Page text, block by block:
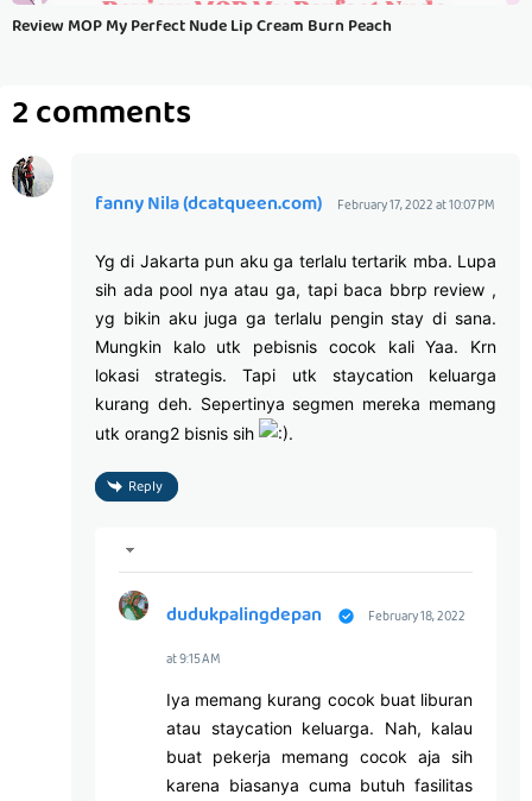
Review MOP My Perfect Nude Lip Cream Burn Peach
2 comments
fanny Nila (dcatqueen.com) February 17, 2022 at 10:07 PM
Yg di Jakarta pun aku ga terlalu tertarik mba. Lupa
sih ada pool nya atau ga, tapi baca bbrp review ,
yg bikin aku juga ga terlalu pengin stay di sana.
Mungkin kalo utk pebisnis cocok kali Yaa. Krn
lokasi strategis. Tapi utk staycation keluarga
kurang deh. Sepertinya segmen mereka memang
utk orang2 bisnis sih
.
Reply
dudukpalingdepan
February 18, 2022
at 9:15 AM
Iya memang kurang cocok buat liburan
atau staycation keluarga. Nah, kalau
buat pekerja memang cocok aja sih
karena biasanya cuma butuh fasilitas